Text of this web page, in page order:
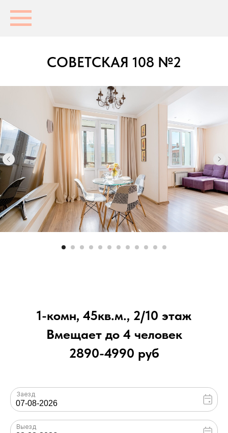
СОВЕТСКАЯ 108 №2
1-комн, 45кв.м., 2/10 этаж
Вмещает до 4 человек
2890-4990 руб